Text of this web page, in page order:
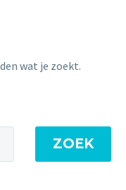
wat je zoekt.
ZOEK